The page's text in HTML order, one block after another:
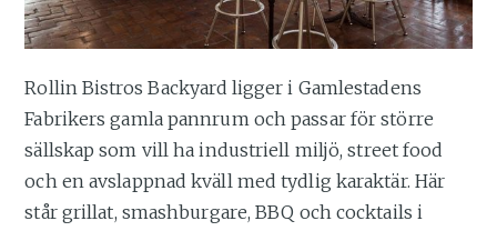
Rollin Bistros Backyard ligger i Gamlestadens
Fabrikers gamla pannrum och passar för större
sällskap som vill ha industriell miljö, street food
och en avslappnad kväll med tydlig karaktär. Här
står grillat, smashburgare, BBQ och cocktails i